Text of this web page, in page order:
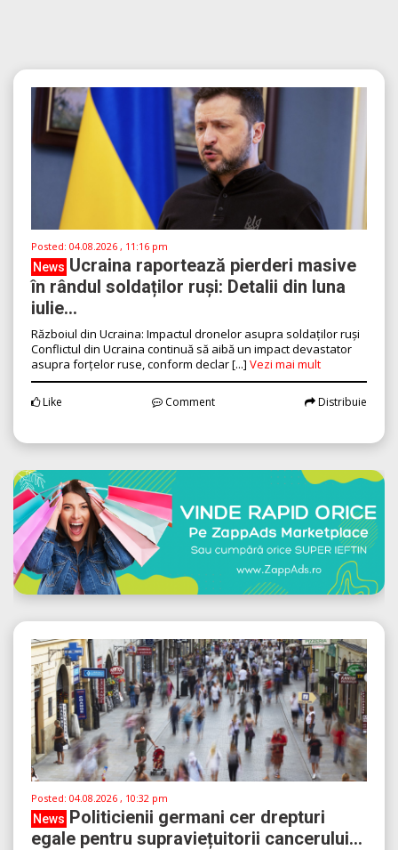
Posted: 04.08.2026 , 11:16 pm
News Ucraina raportează pierderi masive
în rândul soldaților ruși: Detalii din luna
iulie...
Războiul din Ucraina: Impactul dronelor asupra soldaților ruși
Conflictul din Ucraina continuă să aibă un impact devastator
asupra forțelor ruse, conform declar [...] Vezi mai mult
Like Comment Distribuie
Posted: 04.08.2026 , 10:32 pm
News Politicienii germani cer drepturi
egale pentru supraviețuitorii cancerului...